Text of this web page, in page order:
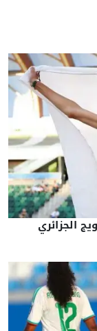
من 20 سنة: تتويج الجزائري